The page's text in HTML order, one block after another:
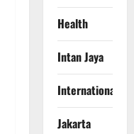
Health
Intan Jaya
International
Jakarta